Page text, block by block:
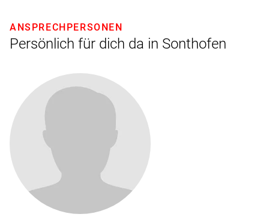
Persönlich für dich da in Sonthofen
ANSPRECHPERSONEN